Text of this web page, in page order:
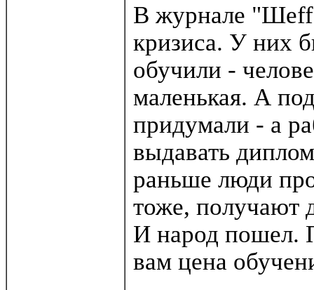
В журнале
кризиса. У них
обучили -
маленькая. А
придумали - а
выдавать
раньше люди
тоже, получают
И народ пошел.
вам цена